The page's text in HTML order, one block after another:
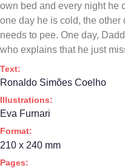
own bed and every night
one day he is cold, the other
needs to pee. One day,
who explains that he just
Text:
Ronaldo Simões Coelho
Illustrations:
Eva Furnari
Format:
210 x 240 mm
Pages: